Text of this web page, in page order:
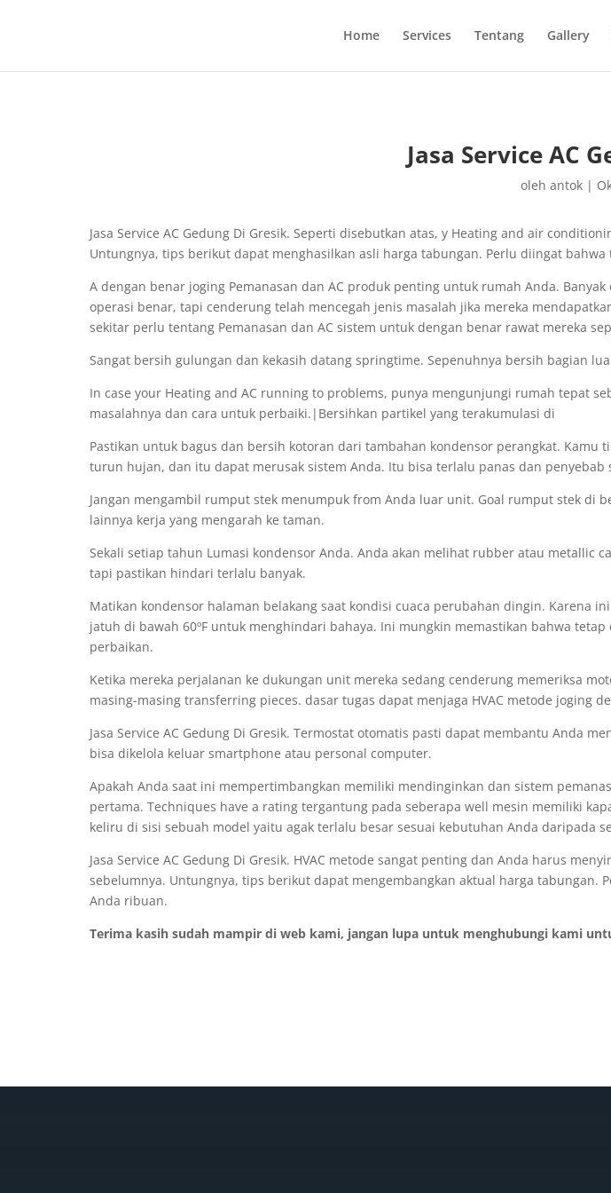
Home Services Tentang Gallery
Jasa Service AC
olehantok |
Jasa Service AC Gedung Di Gresik. Seperti disebutkan atas, y Heating and air
Untungnya, tips berikut dapat menghasilkan asli harga tabungan. Perlu diingat
A dengan benar joging Pemanasan dan AC produk penting untuk rumah Anda.
operasi benar, tapi cenderung telah mencegah jenis masalah jika mereka
sekitar perlu tentang Pemanasan dan AC sistem untuk dengan benar rawat mereka
Sangat bersih gulungan dan kekasih datang springtime. Sepenuhnya bersih bagian
In case your Heating and AC running to problems, punya mengunjungi rumah tepat
masalahnya dan cara untuk perbaiki.|Bersihkan partikel yang terakumulasi di
Pastikan untuk bagus dan bersih kotoran dari tambahan kondensor perangkat.
turun hujan, dan itu dapat merusak sistem Anda. Itu bisa terlalu panas dan
Jangan mengambil rumput stek menumpuk from Anda luar unit. Goal rumput stek di
lainnya kerja yang mengarah ke taman.
Sekali setiap tahun Lumasi kondensor Anda. Anda akan melihat rubber atau metallic
tapi pastikan hindari terlalu banyak.
Matikan kondensor halaman belakang saat kondisi cuaca perubahan dingin. Karena
jatuh di bawah 60ºF untuk menghindari bahaya. Ini mungkin memastikan bahwa
perbaikan.
Ketika mereka perjalanan ke dukungan unit mereka sedang cenderung memeriksa
masing-masing transferring pieces. dasar tugas dapat menjaga HVAC metode joging
Jasa Service AC Gedung Di Gresik. Termostat otomatis pasti dapat membantu Anda
bisa dikelola keluar smartphone atau personal computer.
Apakah Anda saat ini mempertimbangkan memiliki mendinginkan dan sistem
pertama. Techniques have a rating tergantung pada seberapa well mesin memiliki
keliru di sisi sebuah model yaitu agak terlalu besar sesuai kebutuhan Anda daripada
Jasa Service AC Gedung Di Gresik. HVAC metode sangat penting dan Anda harus
sebelumnya. Untungnya, tips berikut dapat mengembangkan aktual harga
Anda ribuan.
Terima kasih sudah mampir di web kami, jangan lupa untuk menghubungi kami